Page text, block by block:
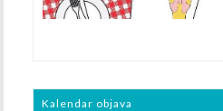
Kalendar objava